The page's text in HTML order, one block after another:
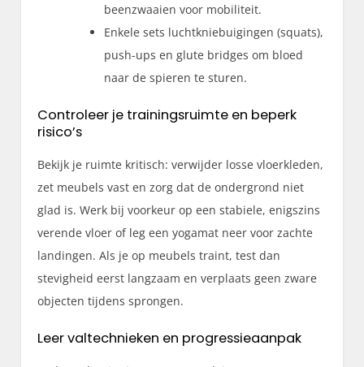
beenzwaaien voor mobiliteit.
Enkele sets luchtkniebuigingen (squats),
push-ups en glute bridges om bloed
naar de spieren te sturen.
Controleer je trainingsruimte en beperk
risico’s
Bekijk je ruimte kritisch: verwijder losse vloerkleden,
zet meubels vast en zorg dat de ondergrond niet
glad is. Werk bij voorkeur op een stabiele, enigszins
verende vloer of leg een yogamat neer voor zachte
landingen. Als je op meubels traint, test dan
stevigheid eerst langzaam en verplaats geen zware
objecten tijdens sprongen.
Leer valtechnieken en progressieaanpak